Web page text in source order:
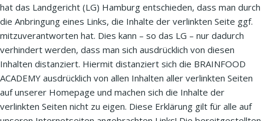
hat das Landgericht (LG) Hamburg entschieden, dass man durch
die Anbringung eines Links, die Inhalte der verlinkten Seite ggf.
mitzuverantworten hat. Dies kann – so das LG – nur dadurch
verhindert werden, dass man sich ausdrücklich von diesen
Inhalten distanziert. Hiermit distanziert sich die BRAINFOOD
ACADEMY ausdrücklich von allen Inhalten aller verlinkten Seiten
auf unserer Homepage und machen sich die Inhalte der
verlinkten Seiten nicht zu eigen. Diese Erklärung gilt für alle auf